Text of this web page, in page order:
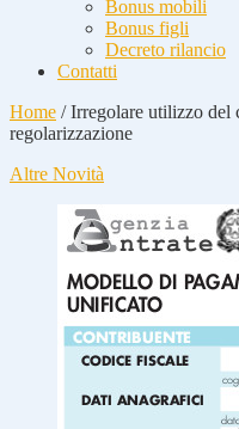
Bonus mobili
Bonus figli
Decreto rilancio
Contatti
Home /Irregolare utilizzo del
regolarizzazione
Altre Novità